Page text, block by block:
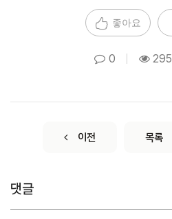
좋아요
0 295
이전 목록
댓글